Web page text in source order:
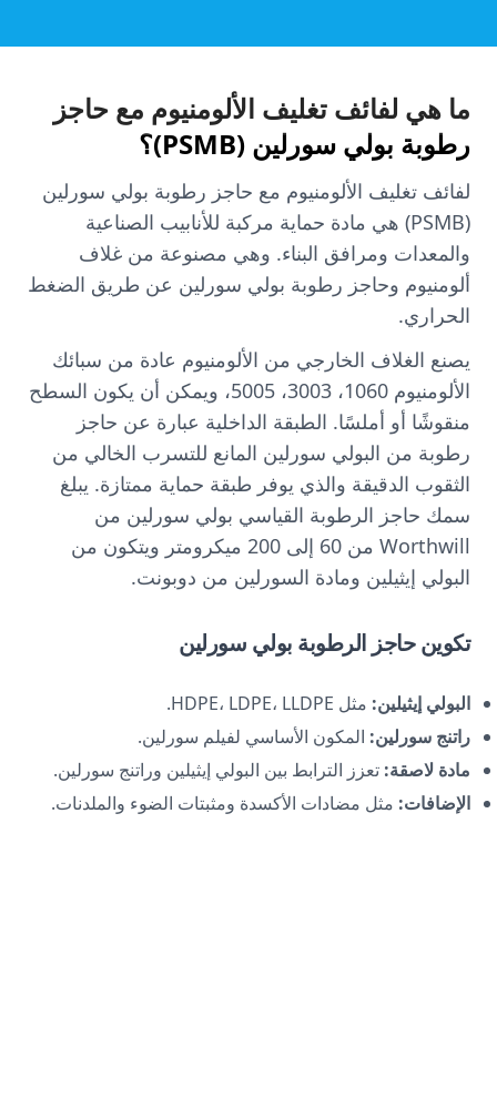
ما هي لفائف تغليف الألومنيوم مع حاجز
رطوبة بولي سورلين (PSMB)؟
لفائف تغليف الألومنيوم مع حاجز رطوبة بولي سورلين
(PSMB) هي مادة حماية مركبة للأنابيب الصناعية
والمعدات ومرافق البناء. وهي مصنوعة من غلاف
ألومنيوم وحاجز رطوبة بولي سورلين عن طريق الضغط
الحراري.
يصنع الغلاف الخارجي من الألومنيوم عادة من سبائك
الألومنيوم 1060، 3003، 5005، ويمكن أن يكون السطح
منقوشًا أو أملسًا. الطبقة الداخلية عبارة عن حاجز
رطوبة من البولي سورلين المانع للتسرب الخالي من
الثقوب الدقيقة والذي يوفر طبقة حماية ممتازة. يبلغ
سمك حاجز الرطوبة القياسي بولي سورلين من
Worthwill من 60 إلى 200 ميكرومتر ويتكون من
البولي إيثيلين ومادة السورلين من دوبونت.
تكوين حاجز الرطوبة بولي سورلين
البولي إيثيلين: مثل HDPE، LDPE، LLDPE.
راتنج سورلين: المكون الأساسي لفيلم سورلين.
مادة لاصقة: تعزز الترابط بين البولي إيثيلين وراتنج سورلين.
الإضافات: مثل مضادات الأكسدة ومثبتات الضوء والملدنات.